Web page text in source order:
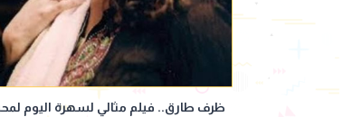
ظرف طارق.. فيلم مثالي لسهرة اليوم